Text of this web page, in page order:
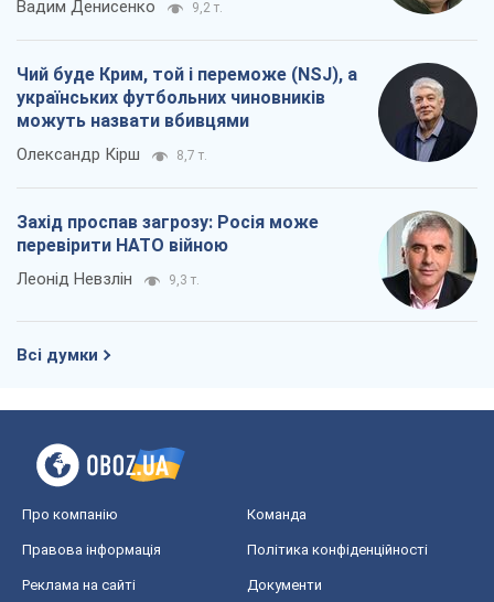
Вадим Денисенко 9,2 т.
Чий буде Крим, той і переможе (NSJ), а
українських футбольних чиновників
можуть назвати вбивцями
Олександр Кірш 8,7 т.
Захід проспав загрозу: Росія може
перевірити НАТО війною
Леонід Невзлін 9,3 т.
Всі думки
Про компанію Команда
Правова інформація Політика конфіденційності
Реклама на сайті Документи